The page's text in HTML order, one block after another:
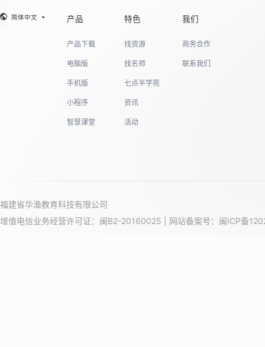
简体中文 产品
产品下载
电脑版
手机版
小程序
智慧课堂
特色
找资源
找名师
七点半学苑
资讯
活动
我们
商务合作
联系我们
福建省华渔教育科技有限公司
增值电信业务经营许可证：闽B2-20160025 | 网站备案号： 闽ICP备